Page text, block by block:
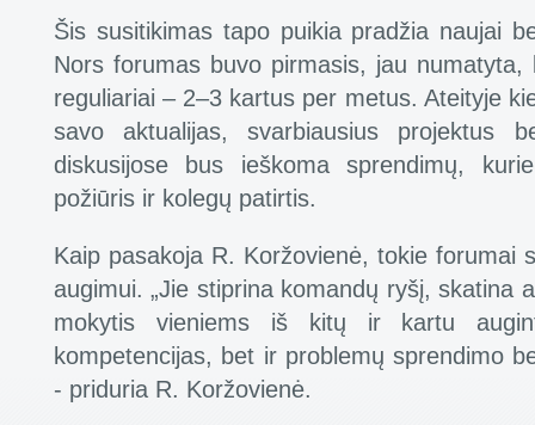
Šis susitikimas tapo puikia pradžia naujai
Nors forumas buvo pirmasis, jau numatyta,
reguliariai – 2–3 kartus per metus. Ateityje
savo aktualijas, svarbiausius projektus
diskusijose bus ieškoma sprendimų,
požiūris ir kolegų patirtis.
Kaip pasakoja R. Koržovienė, tokie forumai
augimui. „Jie stiprina komandų ryšį, skatina
mokytis vieniems iš kitų ir kartu
kompetencijas, bet ir problemų sprendimo
- priduria R. Koržovienė.